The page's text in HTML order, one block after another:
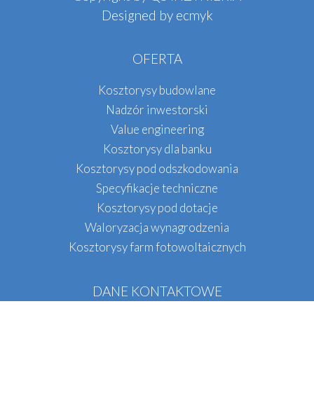
Designed by ecmyk
OFERTA
Kosztorysy budowlane
Nadzór inwestorski
Value engineering
Kosztorysy dla banku
Kosztorysy pod odszkodowania
Specyfikacje techniczne
Kosztorysy pod dotacje
Waloryzacja wynagrodzenia
Kosztorysy farm fotowoltaicznych
DANE KONTAKTOWE